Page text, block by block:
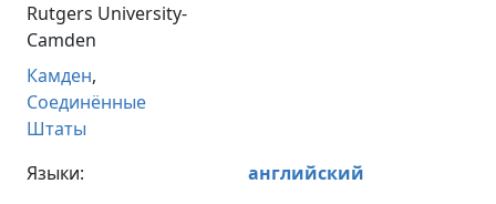
Rutgers University-
Camden
Камден,
Соединённые
Штаты
Языки:
английский